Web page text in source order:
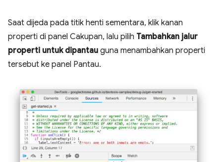
Saat dijeda pada titik henti sementara, klik kanan
properti di panel Cakupan, lalu pilih Tambahkan jalur
properti untuk dipantau guna menambahkan properti
tersebut ke panel Pantau.